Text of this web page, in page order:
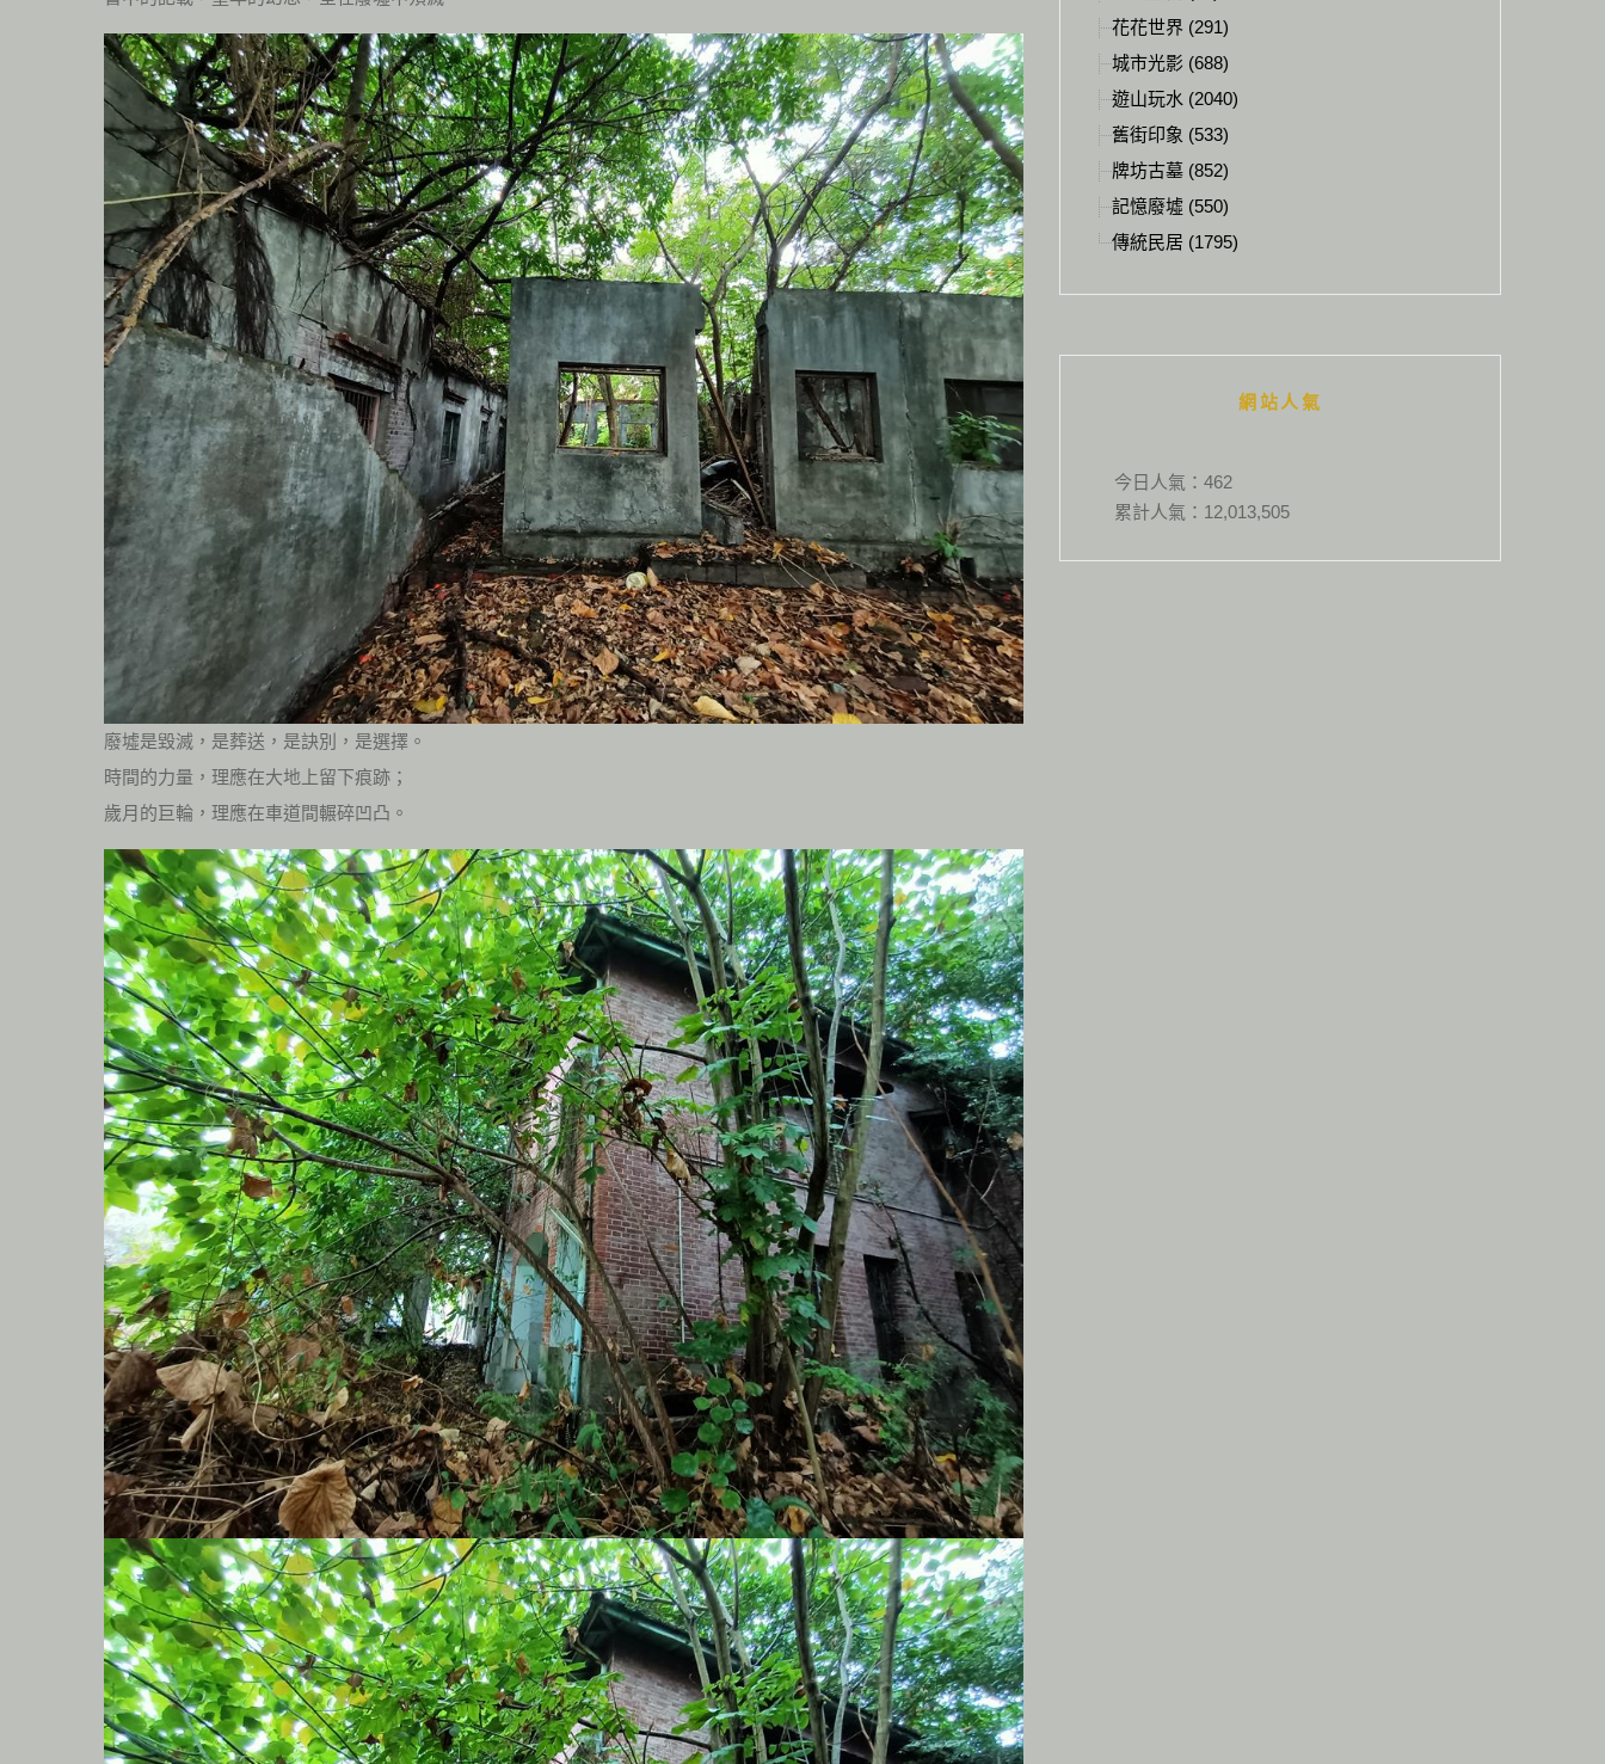
廢墟是毀滅，是葬送，是訣別，是選擇。
時間的力量，理應在大地上留下痕跡；
歲月的巨輪，理應在車道間輾碎凹凸。
花花世界 (291)
城市光影 (688)
遊山玩水 (2040)
舊街印象 (533)
牌坊古墓 (852)
記憶廢墟 (550)
傳統民居 (1795)
網站人氣
今日人氣： 462
累計人氣： 12,013,505